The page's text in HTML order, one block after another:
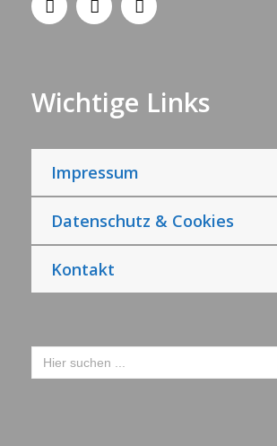
Wichtige Links
Impressum
Datenschutz & Cookies
Kontakt
Search
for: